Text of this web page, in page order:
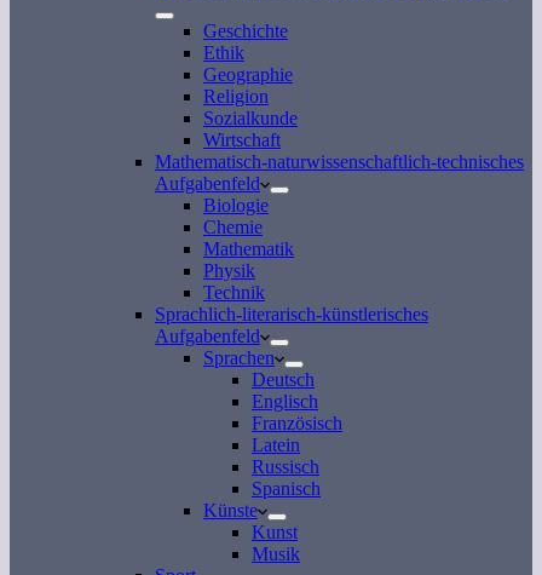
Geschichte
Ethik
Geographie
Religion
Sozialkunde
Wirtschaft
Mathematisch-naturwissenschaftlich-technisches
Aufgabenfeld
Biologie
Chemie
Mathematik
Physik
Technik
Sprachlich-literarisch-künstlerisches
Aufgabenfeld
Sprachen
Deutsch
Englisch
Französisch
Latein
Russisch
Spanisch
Künste
Kunst
Musik